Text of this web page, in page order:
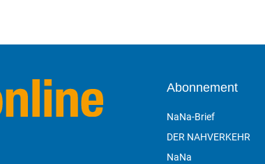
Abonnement
NaNa-Brief
DER NAHVERKEHR
NaNa